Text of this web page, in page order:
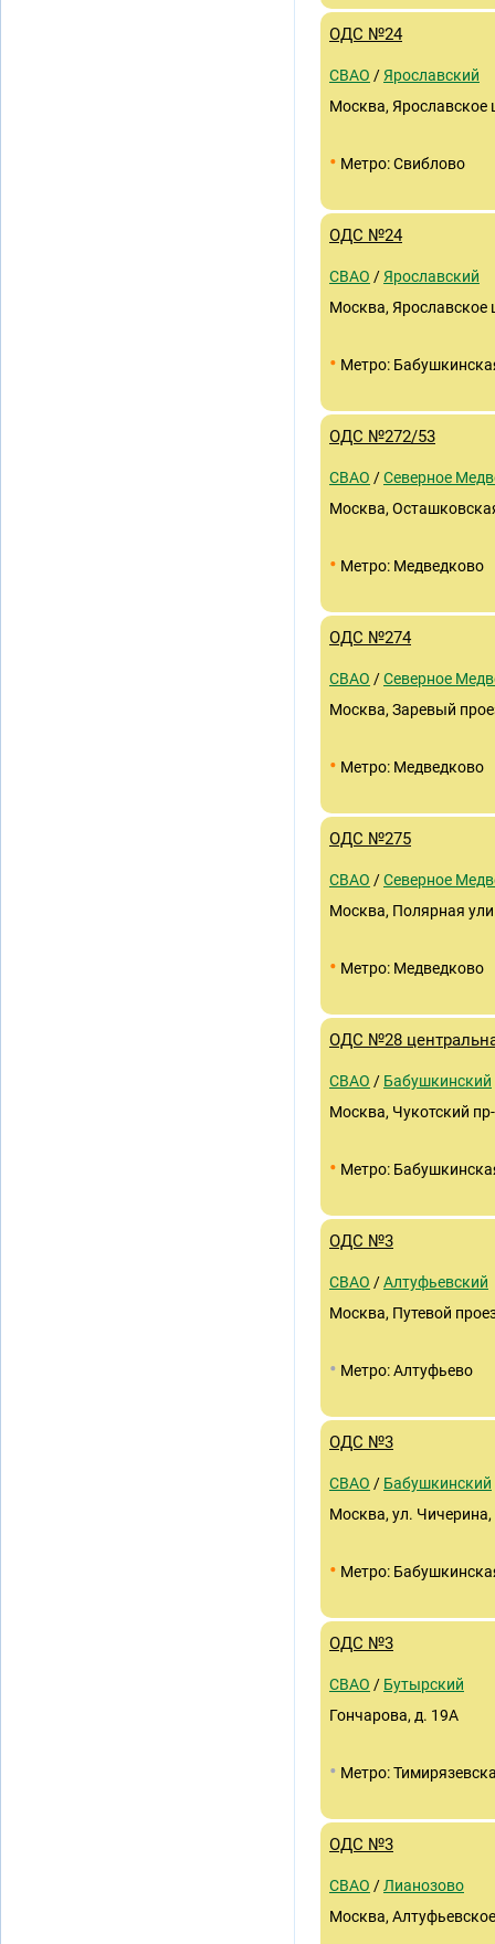
ОДС №24
СВАО / Ярославский
Москва, Ярославское
• Метро: Свиблово
ОДС №24
СВАО / Ярославский
Москва, Ярославское
• Метро:
ОДС №272/53
СВАО /Северное
Москва,
• Метро: Медведково
ОДС №274
СВАО /Северное
Москва, Заревый
• Метро: Медведково
ОДС №275
СВАО /Северное
Москва, Полярная
• Метро: Медведково
ОДС №28
СВАО / Бабушкинский
Москва, Чукотский
• Метро:
ОДС №3
СВАО /Алтуфьевский
Москва, Путевой
• Метро: Алтуфьево
ОДС №3
СВАО / Бабушкинский
Москва, ул. Чичерина,
• Метро:
ОДС №3
СВАО / Бутырский
Гончарова, д. 19А
• Метро:
ОДС №3
СВАО / Лианозово
Москва,